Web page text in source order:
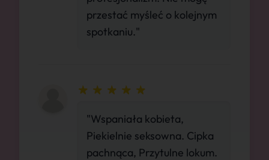
przestać myśleć o kolejnym
spotkaniu."
"Wspaniała kobieta,
Piekielnie seksowna. Cipka
pachnąca, Przytulne lokum.